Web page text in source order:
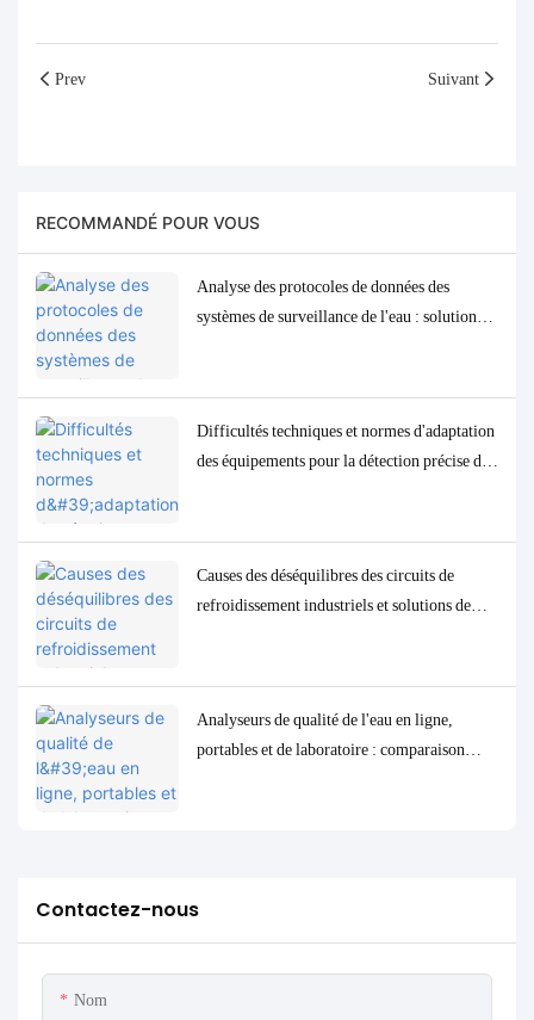
Prev Suivant
RECOMMANDÉ POUR VOUS
Analyse des protocoles de données des
systèmes de surveillance de l'eau : solutions
Difficultés techniques et normes d'adaptation
des équipements pour la détection précise des
Causes des déséquilibres des circuits de
refroidissement industriels et solutions de
Analyseurs de qualité de l'eau en ligne,
portables et de laboratoire : comparaison
Contactez-nous
Nom